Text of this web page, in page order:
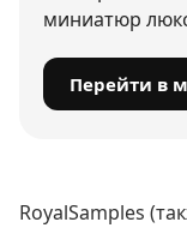
миниатюр
Перейти в
RoyalSamples